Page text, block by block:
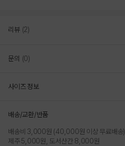
리뷰 (2)
문의 (0)
사이즈 정보
배송/교환/반품
배송비 3,000원 (40,000원 이상 무료배송)
제주 5,000원, 도서산간 8,000원